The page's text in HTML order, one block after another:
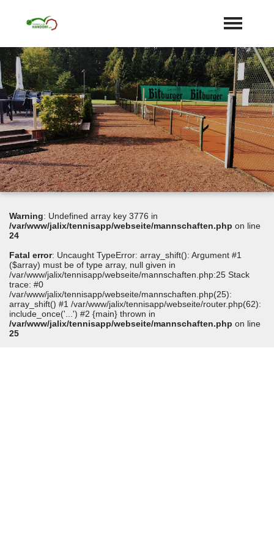
Startseite
Aktuelles
Termine
Unser Verein expand_more
Mannschaften
Jugend expand_more
Galerie
Platzbuchung
Warning: Undefined array key 3776 in
/var/www/jalix/tennisapp/webseite/mannschaften.php on line
24
Fatal error: Uncaught TypeError: array_shift(): Argument #1
($array) must be of type array, null given in
/var/www/jalix/tennisapp/webseite/mannschaften.php:25 Stack
trace: #0
/var/www/jalix/tennisapp/webseite/mannschaften.php(25):
array_shift() #1 /var/www/jalix/tennisapp/webseite/router.php(62):
include_once('...') #2 {main} thrown in
/var/www/jalix/tennisapp/webseite/mannschaften.php on line
25